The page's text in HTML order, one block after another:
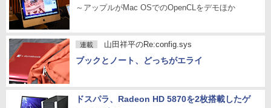
～アップルがMac OSでのOpenCLをデモほか
連載 山田祥平のRe:config.sys
ブックとノート、どっちがエライ
ドスパラ、Radeon HD 5870を2枚搭載したゲ